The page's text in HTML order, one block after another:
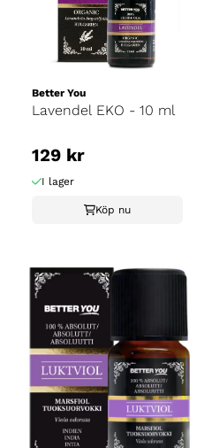
Better You
Lavendel EKO - 10 ml
129 kr
I lager
Köp nu